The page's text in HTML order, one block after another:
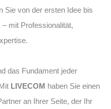
Sie von der ersten Idee bis
mit Professionalität,
das Fundament jeder
LIVECOM haben Sie einen
an Ihrer Seite, der Ihr